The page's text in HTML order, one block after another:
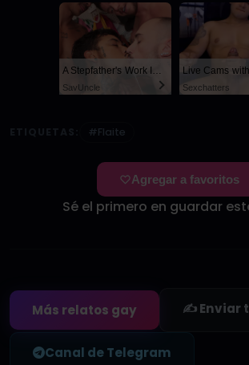
A Stepfather's Work Is Never Done
SayUncle Sexchatters
#Flaite
Agregar a favoritos
Sé el primero en guardar
Más relatos gay ✍️ Enviar
Canal de Telegram